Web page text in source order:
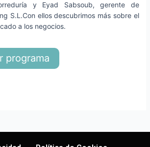
y Eyad Sabsoub, gerente de
S.L.Con ellos descubrimos más sobre el
a los negocios.
programa